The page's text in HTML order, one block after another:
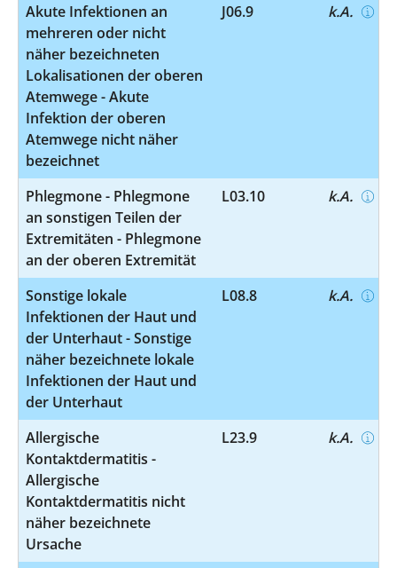
Akute Infektionen an
mehreren oder nicht
näher bezeichneten
Lokalisationen der oberen
Atemwege - Akute
Infektion der oberen
Atemwege nicht näher
bezeichnet
J06.9 k.A.
Phlegmone - Phlegmone
an sonstigen Teilen der
Extremitäten - Phlegmone
an der oberen Extremität
L03.10 k.A.
Sonstige lokale
Infektionen der Haut und
der Unterhaut - Sonstige
näher bezeichnete lokale
Infektionen der Haut und
der Unterhaut
L08.8 k.A.
Allergische
Kontaktdermatitis -
Allergische
Kontaktdermatitis nicht
näher bezeichnete
Ursache
L23.9 k.A.